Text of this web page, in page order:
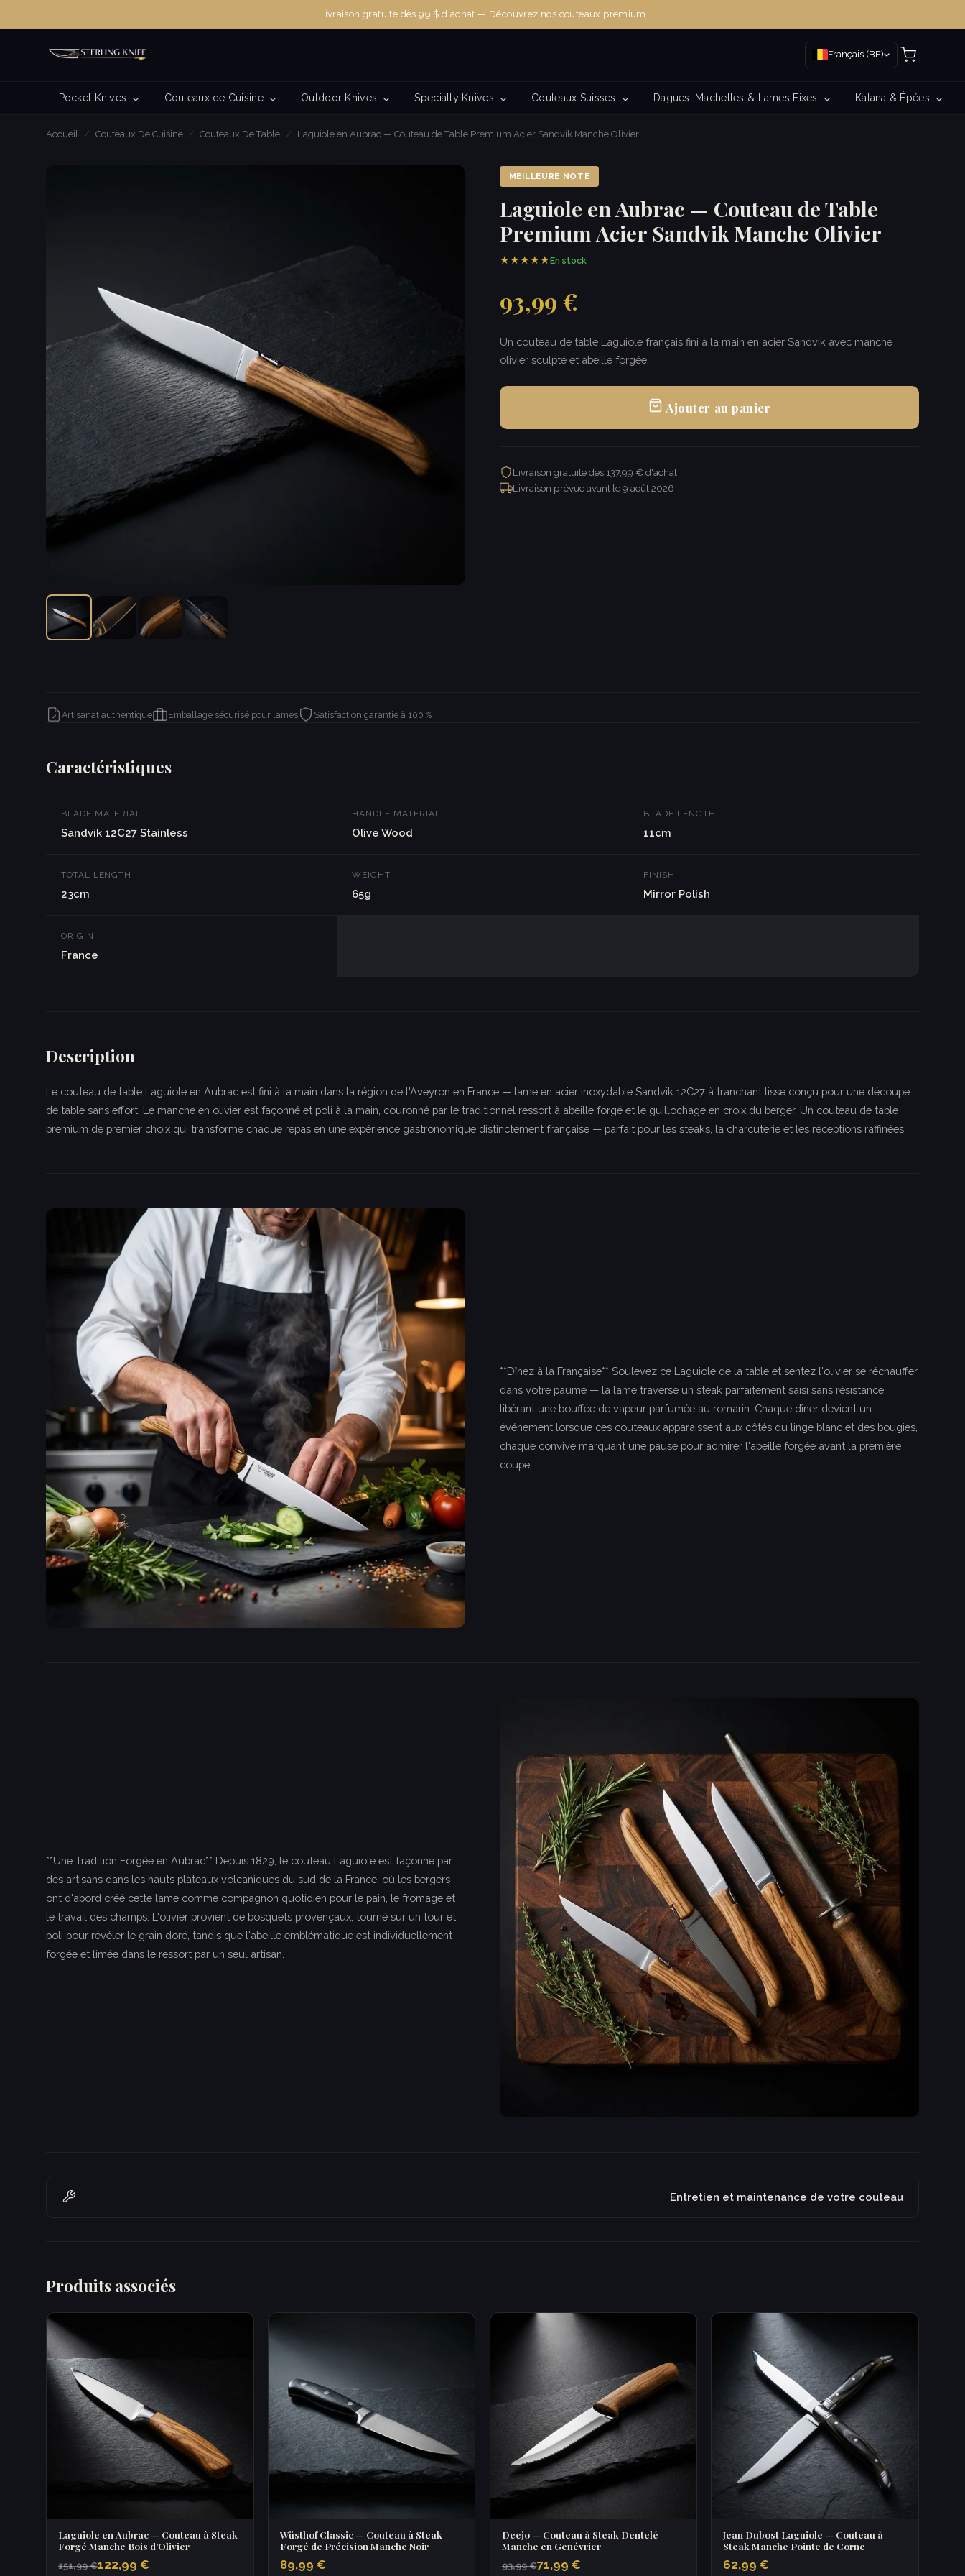
Livraison gratuite dès 99 $ d'achat — Découvrez nos couteaux premium
Français (BE)
Pocket Knives Couteaux de Cuisine Outdoor Knives Specialty Knives Couteaux Suisses Dagues, Machettes & Lames Fixes Katana & Épées
Accueil / Couteaux De Cuisine / Couteaux De Table / Laguiole en Aubrac — Couteau de Table Premium Acier Sandvik Manche Olivier
MEILLEURE NOTE
Laguiole en Aubrac — Couteau de Table
Premium Acier Sandvik Manche Olivier
★★★★★En stock
93,99 €
Un couteau de table Laguiole français fini à la main en acier Sandvik avec manche
olivier sculpté et abeille forgée.
Ajouter au panier
Livraison gratuite dès 137,99 € d'achat
Livraison prévue avant le9 août 2026
Artisanat authentique Emballage sécurisé pour lames Satisfaction garantie à 100 %
Caractéristiques
BLADE MATERIAL
Sandvik 12C27 Stainless
HANDLE MATERIAL
Olive Wood
BLADE LENGTH
11cm
TOTAL LENGTH
23cm
WEIGHT
65g
FINISH
Mirror Polish
ORIGIN
France
Description
Le couteau de table Laguiole en Aubrac est fini à la main dans la région de l'Aveyron en France — lame en acier inoxydable Sandvik 12C27 à tranchant lisse conçu pour une découpe
de table sans effort. Le manche en olivier est façonné et poli à la main, couronné par le traditionnel ressort à abeille forgé et le guillochage en croix du berger. Un couteau de table
premium de premier choix qui transforme chaque repas en une expérience gastronomique distinctement française — parfait pour les steaks, la charcuterie et les réceptions raffinées.
**Dînez à la Française** Soulevez ce Laguiole de la table et sentez l'olivier se réchauffer
dans votre paume — la lame traverse un steak parfaitement saisi sans résistance,
libérant une bouffée de vapeur parfumée au romarin. Chaque dîner devient un
événement lorsque ces couteaux apparaissent aux côtés du linge blanc et des bougies,
chaque convive marquant une pause pour admirer l'abeille forgée avant la première
coupe.
**Une Tradition Forgée en Aubrac** Depuis 1829, le couteau Laguiole est façonné par
des artisans dans les hauts plateaux volcaniques du sud de la France, où les bergers
ont d'abord créé cette lame comme compagnon quotidien pour le pain, le fromage et
le travail des champs. L'olivier provient de bosquets provençaux, tourné sur un tour et
poli pour révéler le grain doré, tandis que l'abeille emblématique est individuellement
forgée et limée dans le ressort par un seul artisan.
Entretien et maintenance de votre couteau
Produits associés
Laguiole en Aubrac — Couteau à Steak
Forgé Manche Bois d'Olivier
151,99 €122,99 €
Wüsthof Classic — Couteau à Steak
Forgé de Précision Manche Noir
89,99 €
Deejo — Couteau à Steak Dentelé
Manche en Genévrier
93,99 €71,99 €
Jean Dubost Laguiole — Couteau à
Steak Manche Pointe de Corne
62,99 €